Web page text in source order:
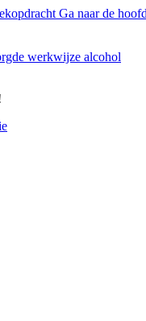
Ga naar de
werkwijze alcohol